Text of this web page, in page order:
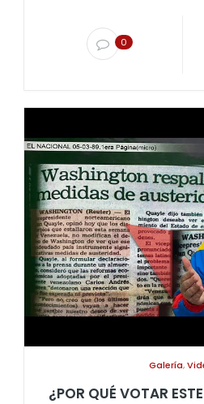
0
Galería,
¿POR QUÉ VOTAR